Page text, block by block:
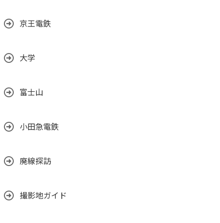
京王電鉄
大学
富士山
小田急電鉄
廃線探訪
撮影地ガイド